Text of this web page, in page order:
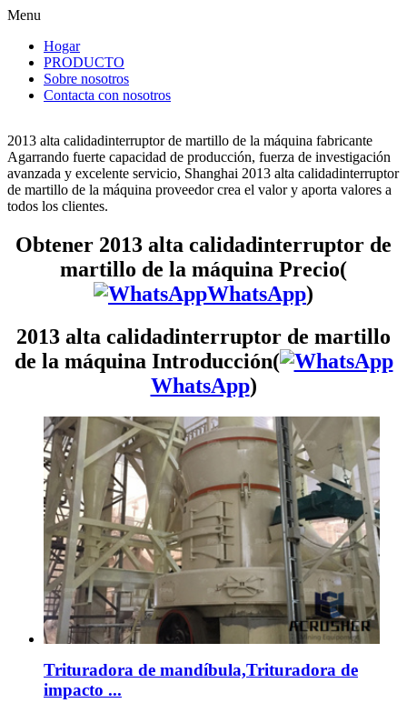
Menu
Hogar
PRODUCTO
Sobre nosotros
Contacta con nosotros
2013 alta calidadinterruptor de martillo de la máquina fabricante
Agarrando fuerte capacidad de producción, fuerza de investigación
avanzada y excelente servicio, Shanghai 2013 alta calidadinterruptor
de martillo de la máquina proveedor crea el valor y aporta valores a
todos los clientes.
Obtener 2013 alta calidadinterruptor de
martillo de la máquina Precio(
WhatsApp)
2013 alta calidadinterruptor de martillo
de la máquina Introducción(
WhatsApp)
Trituradora de mandíbula,Trituradora de
impacto ...